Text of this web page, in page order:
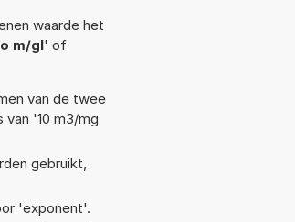
waarde het
m/gl' of
van de twee
van '10 m3/mg
gebruikt,
'exponent'.